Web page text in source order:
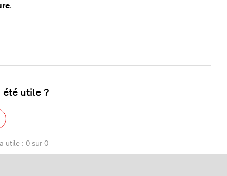
.
été utile ?
utile : 0 sur 0